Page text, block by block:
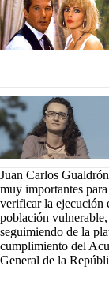
Juan Carlos
muy importantes
verificar la ejecución
población
seguimiendo de la
cumplimiento del
General de la